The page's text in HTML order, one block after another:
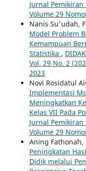
Jurnal Pemikiran
Volume 29
Nanis Su'udah,
Model Problem
Kemampuan
Statistika ,
Vol. 29 No. 2
2023
Novi Rosidatul
Implementasi
Meningkatkan
Kelas VII Pada
Jurnal Pemikiran
Volume 29
Aning Fathonah,
Peningkatan
Didik melalui